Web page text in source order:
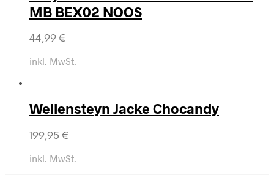
MB BEX02 NOOS
44,99 €
inkl. MwSt.
Wellensteyn Jacke Chocandy
199,95 €
inkl. MwSt.